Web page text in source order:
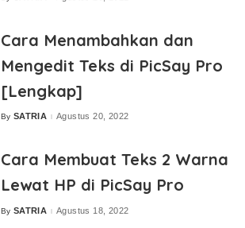
Cara Menambahkan dan
Mengedit Teks di PicSay Pro
[Lengkap]
Posted
By SATRIA Agustus 20, 2022
Cara Membuat Teks 2 Warna
Lewat HP di PicSay Pro
Posted
By SATRIA Agustus 18, 2022